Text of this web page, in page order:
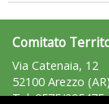
Comitato
Via Catenaia, 12
52100 Arezzo (AR)
Tel: 0575/295475